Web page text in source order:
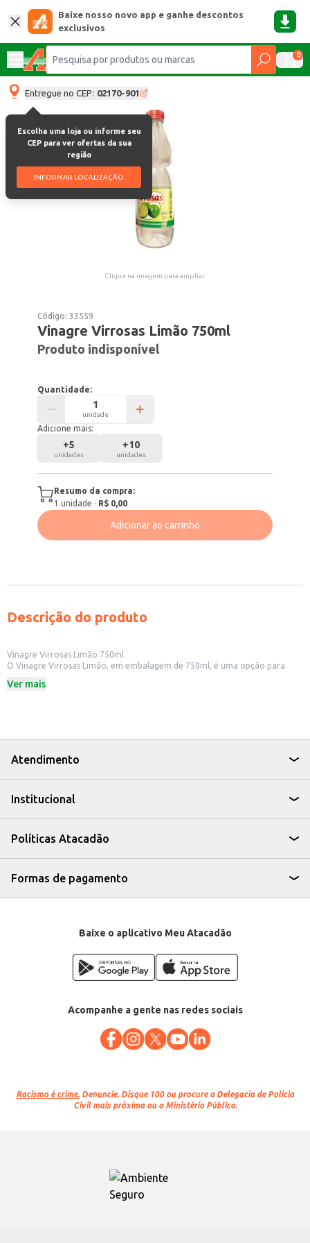
Baixe nosso novo app e ganhe descontos
exclusivos
0
Entregue no CEP: 02170-901
Escolha uma loja ou informe seu
CEP para ver ofertas da sua
região
INFORMAR LOCALIZAÇÃO
Clique na imagem para ampliar.
Código:33559
Vinagre Virrosas Limão 750ml
Produto indisponível
Quantidade:
unidade
Adicione mais:
+5
unidades
+10
unidades
Resumo da compra:
1 unidade · R$ 0,00
Adicionar ao carrinho
Descrição do produto
Vinagre Virrosas Limão 750ml
O Vinagre Virrosas Limão, em embalagem de 750ml, é uma opção para
Ideal para uso doméstico e para estabelecimentos comerciais que desejam
alimentos.
Pode ser usado em molhos e vinagretes para acompanhar diversos pratos.
Excelente para quem busca um sabor mais leve e cítrico em suas receitas.
Ver mais
Atendimento
Institucional
Políticas Atacadão
Formas de pagamento
Baixe o aplicativo Meu Atacadão
Acompanhe a gente nas redes sociais
Racismo é crime. Denuncie. Disque 100 ou procure a Delegacia de Polícia
Civil mais próxima ou o Ministério Público.